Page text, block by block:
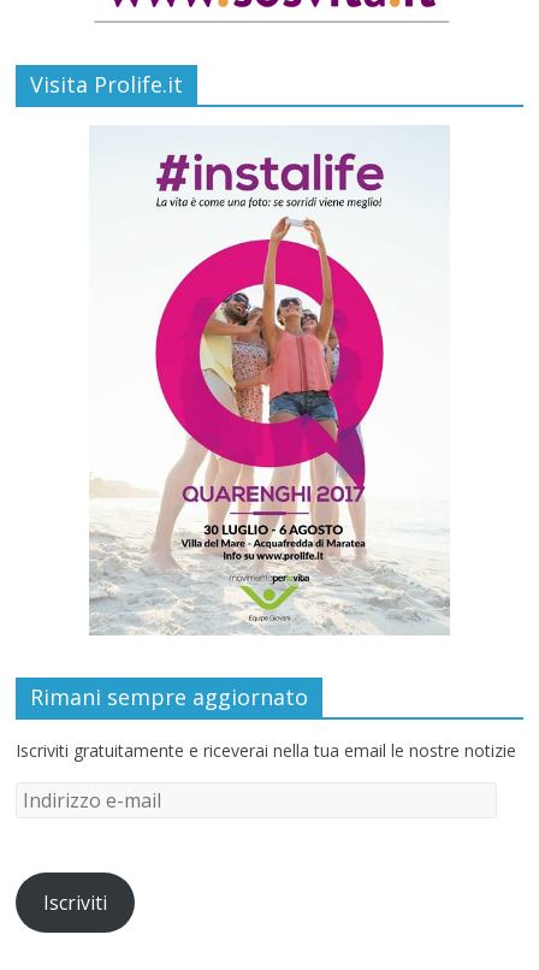
Visita Prolife.it
Rimani sempre aggiornato
Iscriviti gratuitamente e riceverai nella tua email le nostre notizie
Iscriviti